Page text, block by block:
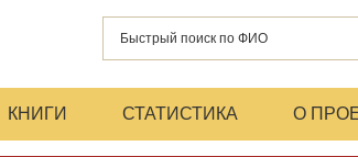
КНИГИ СТАТИСТИКА О